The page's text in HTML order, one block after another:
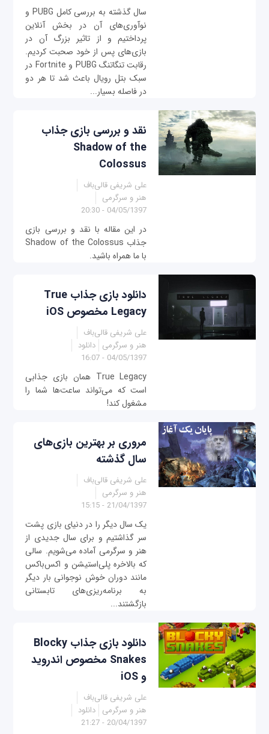
سال گذشته به بررسی کامل PUBG و
نوآوری‌های آن در بخش آنلاین
پرداختیم و از تاثیر بزرگ آن در
بازی‌های پس از خود صحبت کردیم.
رقابت تنگاتنگ PUBG و Fortnite در
سبک بتل رویال باعث شد تا هر دو
در فاصله بسیار...
نقد و بررسی بازی جذاب
Shadow of the
Colossus
علی شریفی قالی‌باف
هنر و سرگرمی
04/05/1397 - 20:30
در این مقاله با نقد و بررسی بازی
جذاب Shadow of the Colossus
با ما همراه باشید.
دانلود بازی جذاب True
Legacy مخصوص iOS
علی شریفی قالی‌باف
هنر و سرگرمی دانلود
04/05/1397 - 16:07
True Legacy همان بازی جذابی
است که می‌تواند ساعت‌ها شما را
مشغول کند!
مروری بر بهترین بازی‌های
سال گذشته
علی شریفی قالی‌باف
هنر و سرگرمی
21/04/1397 - 15:15
یک سال دیگر را در دنیای بازی پشت
سر گذاشتیم و برای سال جدیدی از
هنر و سرگرمی آماده می‌شویم. سالی
که بالاخره پلی‌استیشن و اکس‌باکس
مانند دوران خوش نوجوانی بار دیگر
به برنامه‌ریزی‌های تابستانی
بازگشتند...
دانلود بازی جذاب Blocky
Snakes مخصوص اندروید
و iOS
علی شریفی قالی‌باف
هنر و سرگرمی دانلود
20/04/1397 - 21:27